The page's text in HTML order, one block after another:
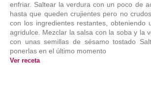
enfriar. Saltear la verdura con un poco de
hasta que queden crujientes pero no
con los ingredientes restantes, obteniendo
agridulce. Mezclar la salsa con la soba y la
con unas semillas de sésamo tostado
ponerlas en el último momento
Ver receta